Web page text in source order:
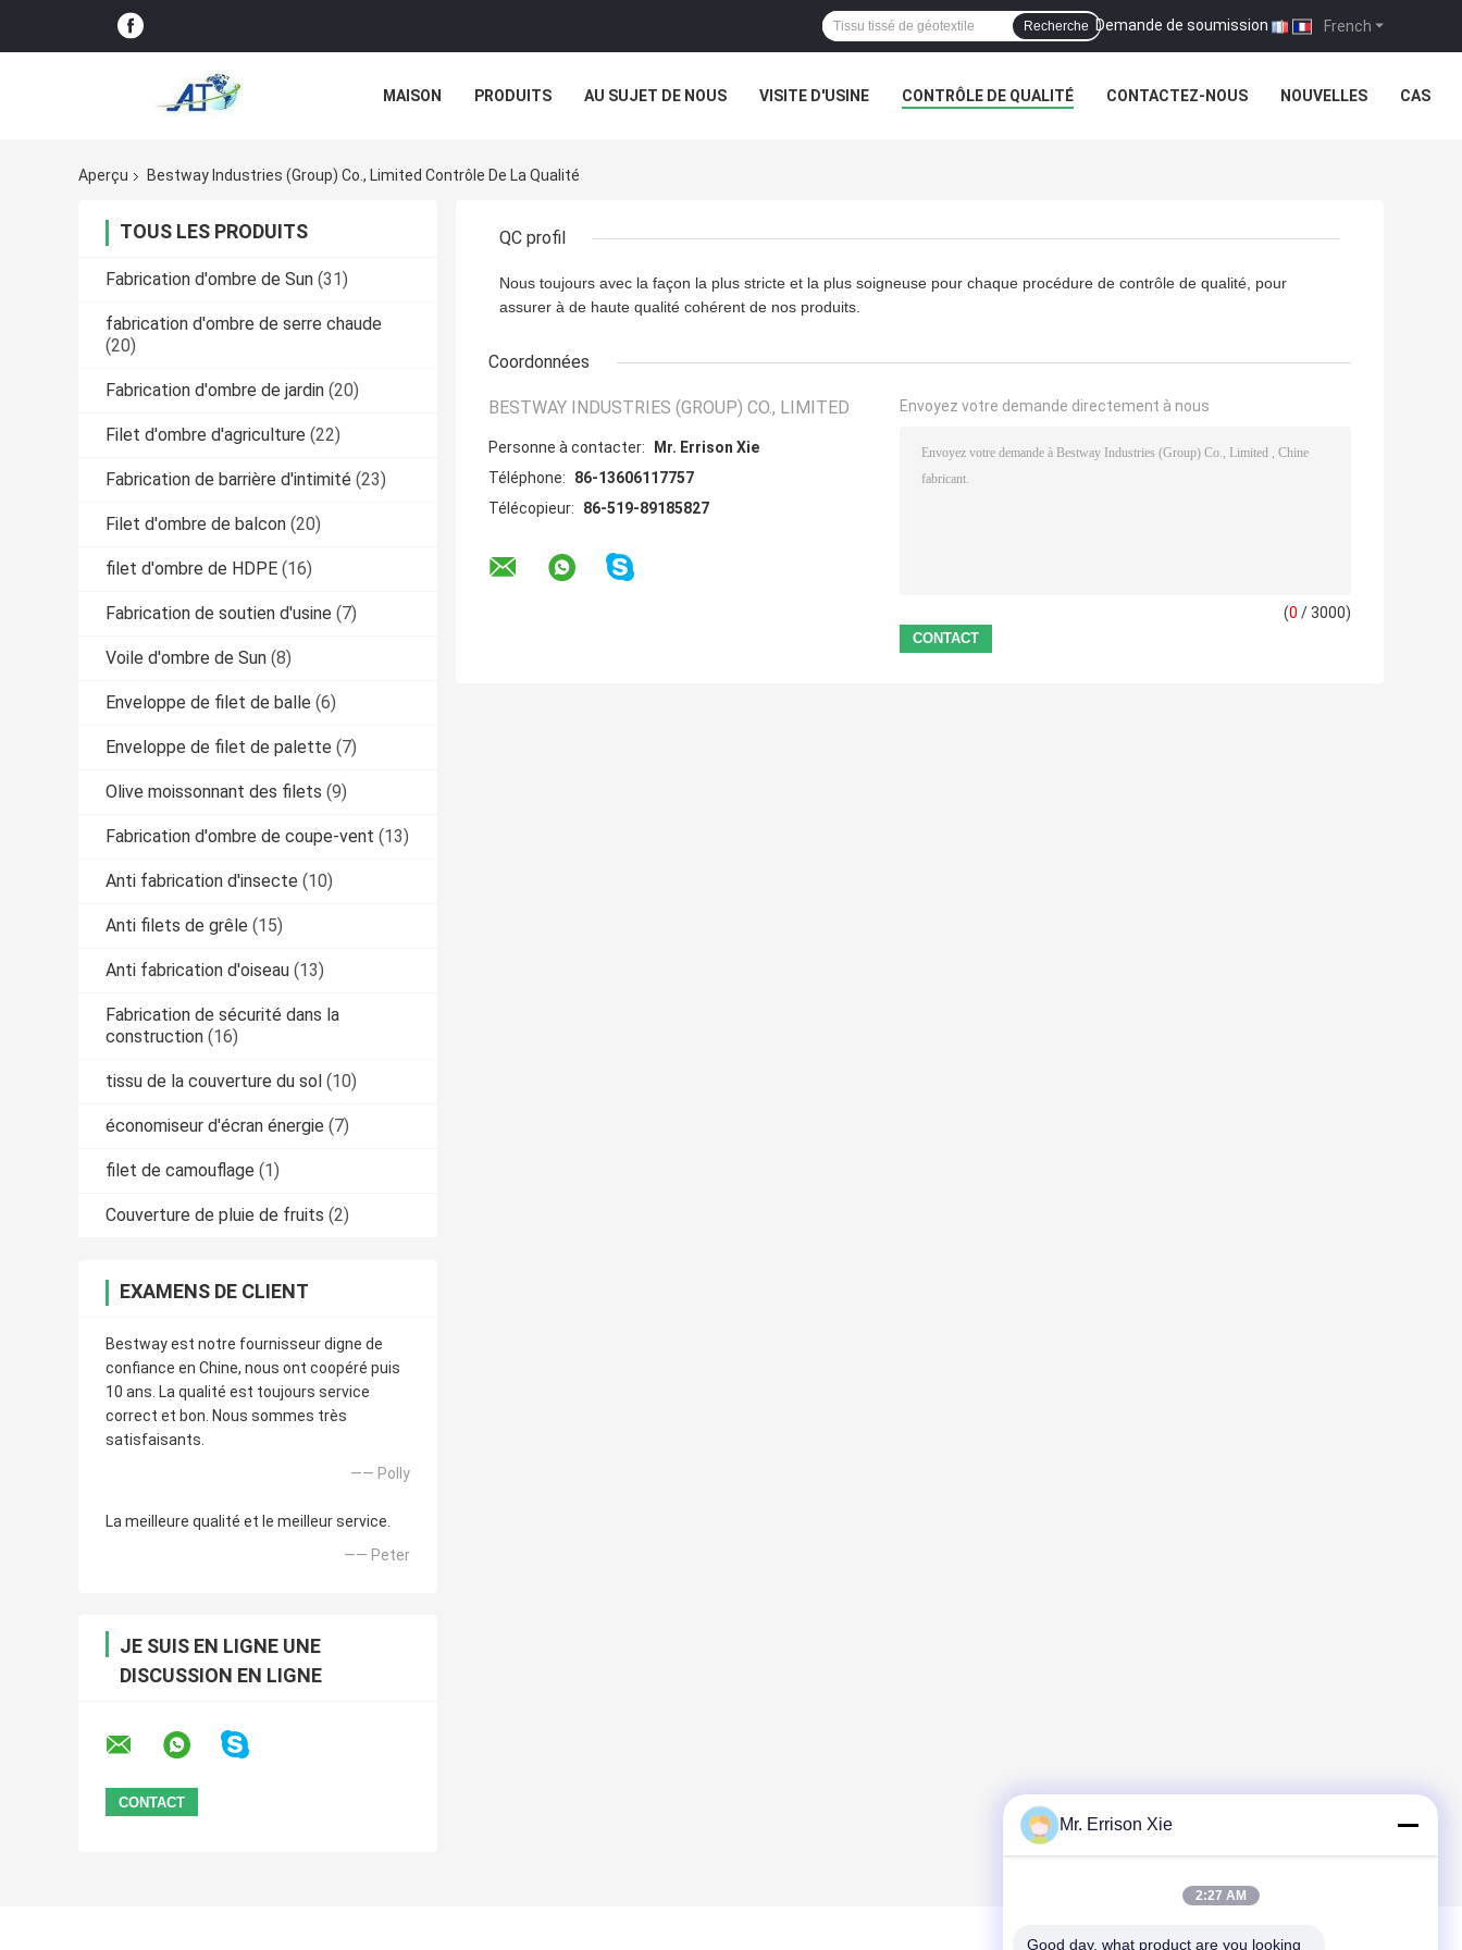
French
Demande de soumission |
Recherche
MAISON PRODUITS AU SUJET DE NOUS VISITE D'USINE CONTRÔLE DE QUALITÉ CONTACTEZ-NOUS NOUVELLES CAS
Aperçu Bestway Industries (Group) Co., Limited Contrôle De La Qualité
TOUS LES PRODUITS
Fabrication d'ombre de Sun (31)
fabrication d'ombre de serre chaude
(20)
Fabrication d'ombre de jardin (20)
Filet d'ombre d'agriculture (22)
Fabrication de barrière d'intimité (23)
Filet d'ombre de balcon (20)
filet d'ombre de HDPE (16)
Fabrication de soutien d'usine (7)
Voile d'ombre de Sun (8)
Enveloppe de filet de balle (6)
Enveloppe de filet de palette (7)
Olive moissonnant des filets (9)
Fabrication d'ombre de coupe-vent (13)
Anti fabrication d'insecte (10)
Anti filets de grêle (15)
Anti fabrication d'oiseau (13)
Fabrication de sécurité dans la
construction (16)
tissu de la couverture du sol (10)
économiseur d'écran énergie (7)
filet de camouflage (1)
Couverture de pluie de fruits (2)
EXAMENS DE CLIENT
Bestway est notre fournisseur digne de
confiance en Chine, nous ont coopéré puis
10 ans. La qualité est toujours service
correct et bon. Nous sommes très
satisfaisants.
—— Polly
La meilleure qualité et le meilleur service.
—— Peter
JE SUIS EN LIGNE UNE
DISCUSSION EN LIGNE
QC profil
Nous toujours avec la façon la plus stricte et la plus soigneuse pour chaque procédure de contrôle de qualité, pour
assurer à de haute qualité cohérent de nos produits.
Coordonnées
BESTWAY INDUSTRIES (GROUP) CO., LIMITED
Personne à contacter:
Mr. Errison Xie
Téléphone:
86-13606117757
Télécopieur:
86-519-89185827
Envoyez votre demande directement à nous
(0 / 3000)
Mr. Errison Xie
2:27 AM
Good day, what product are you looking